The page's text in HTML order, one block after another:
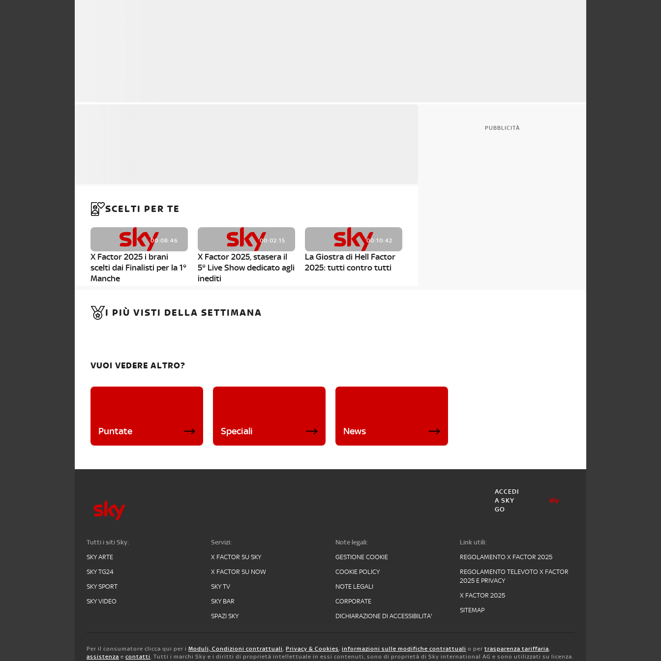
SCELTI PER TE
00:08:46
X Factor 2025 i brani
scelti dai Finalisti per la 1°
Manche
00:02:15
X Factor 2025, stasera il
5° Live Show dedicato agli
inediti
00:10:42
La Giostra di Hell Factor
2025: tutti contro tutti
PUBBLICITÀ
I PIÙ VISTI DELLA SETTIMANA
VUOI VEDERE ALTRO?
Puntate Speciali News
ACCEDI
A SKY
GO
Tutti i siti Sky:
SKY ARTE
SKY TG24
SKY SPORT
SKY VIDEO
Servizi:
X FACTOR SU SKY
X FACTOR SU NOW
SKY TV
SKY BAR
SPAZI SKY
Note legali:
GESTIONE COOKIE
COOKIE POLICY
NOTE LEGALI
CORPORATE
DICHIARAZIONE DI ACCESSIBILITA'
Link utili:
REGOLAMENTO X FACTOR 2025
REGOLAMENTO TELEVOTO X FACTOR
2025 E PRIVACY
X FACTOR 2025
SITEMAP
Per il consumatore clicca qui per i Moduli, Condizioni contrattuali, Privacy & Cookies, informazioni sulle modifiche contrattuali o per trasparenza tariffaria,
assistenza e contatti. Tutti i marchi Sky e i diritti di proprietà intellettuale in essi contenuti, sono di proprietà di Sky international AG e sono utilizzati su licenza.